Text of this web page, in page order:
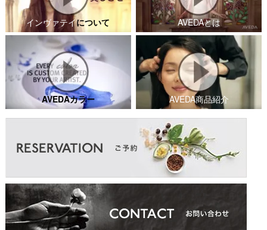
インヴァテイについて AVEDAとは
AVEDAカラー AVEDA商品紹介